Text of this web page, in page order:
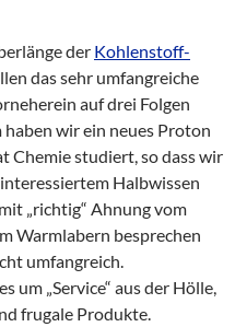
der Kohlenstoff-
das sehr umfangreiche
auf drei Folgen
wir ein neues Proton
Chemie studiert, so dass wir
Halbwissen
„richtig“ Ahnung vom
Warmlabern besprechen
umfangreich.
um „Service“ aus der Hölle,
frugale Produkte.